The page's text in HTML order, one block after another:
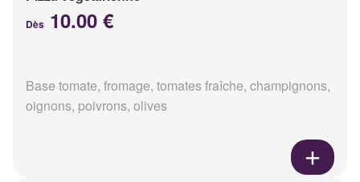
Dès 10.00 €
Base tomate, fromage, tomates fraîche, champignons,
oignons, poivrons, olives